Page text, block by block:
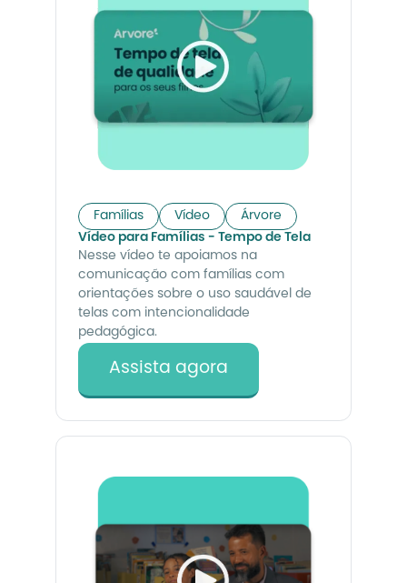
Vídeo para Famílias - Tempo de Tela
Nesse vídeo te apoiamos na
comunicação com famílias com
orientações sobre o uso saudável de
telas com intencionalidade
pedagógica.
Assista agora
Famílias Vídeo Árvore